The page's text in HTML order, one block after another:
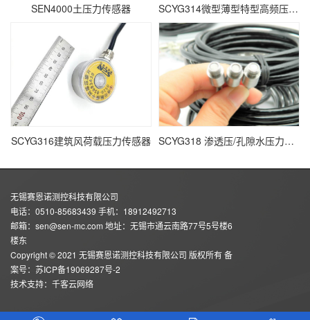
SEN4000土压力传感器 SCYG314微型薄型特型高频压力传感器
SCYG316建筑风荷载压力传感器 SCYG318 渗透压/孔隙水压力传感器
无锡赛恩诺测控科技有限公司
电话：0510-85683439 手机：18912492713
邮箱：sen@sen-mc.com 地址：无锡市通云南路77号5号楼6
楼东
Copyright © 2021 无锡赛恩诺测控科技有限公司 版权所有 备
案号： 苏ICP备19069287号-2
技术支持： 千客云网络